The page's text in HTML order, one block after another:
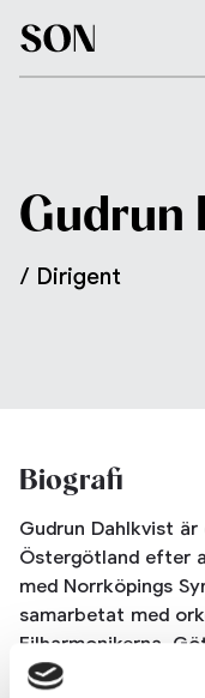
Gudrun
/ Dirigent
Biografi
Gudrun Dahlkvist
Östergötland efter
med Norrköpings
samarbetat med
Filharmonikerna,
Symfoniorkester